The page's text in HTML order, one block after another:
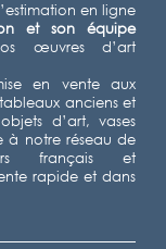
en ligne
et son équipe
œuvres d’art
en vente aux
anciens et
d’art, vases
à notre réseau de
français et
rapide et dans